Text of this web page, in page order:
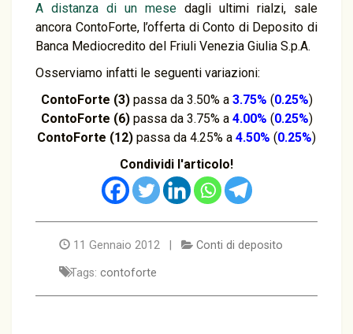
A distanza di un mese dagli ultimi rialzi, sale
ancora ContoForte, l’offerta di Conto di Deposito di
Banca Mediocredito del Friuli Venezia Giulia S.p.A.
Osserviamo infatti le seguenti variazioni:
ContoForte (3)passa da 3.50% a 3.75% (0.25%)
ContoForte (6)passa da 3.75% a 4.00% (0.25%)
ContoForte (12) passa da 4.25% a 4.50% (0.25%)
Condividi l'articolo!
11 Gennaio 2012 | Conti di deposito
Tags: contoforte